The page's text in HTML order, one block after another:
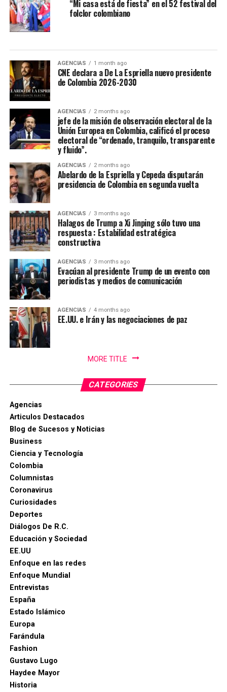
“Mi casa está de fiesta” en el 52 festival del
folclor colombiano
AGENCIAS 1 month ago
CNE declara a De La Espriella nuevo presidente
de Colombia 2026-2030
AGENCIAS 2 months ago
jefe de la misión de observación electoral de la
Unión Europea en Colombia, calificó el proceso
electoral de “ordenado, tranquilo, transparente
y fluido”.
AGENCIAS 2 months ago
Abelardo de la Espriella y Cepeda disputarán
presidencia de Colombia en segunda vuelta
AGENCIAS 3 months ago
Halagos de Trump a Xi Jinping sólo tuvo una
respuesta : Estabilidad estratégica
constructiva
AGENCIAS 3 months ago
Evacúan al presidente Trump de un evento con
periodistas y medios de comunicación
AGENCIAS 4 months ago
EE.UU. e Irán y las negociaciones de paz
MORE TITLE
CATEGORIES
Agencias
Articulos Destacados
Blog de Sucesos y Noticias
Business
Ciencia y Tecnología
Colombia
Columnistas
Coronavirus
Curiosidades
Deportes
Diálogos De R.C.
Educación y Sociedad
EE.UU
Enfoque en las redes
Enfoque Mundial
Entrevistas
España
Estado Islámico
Europa
Farándula
Fashion
Gustavo Lugo
Haydee Mayor
Historia